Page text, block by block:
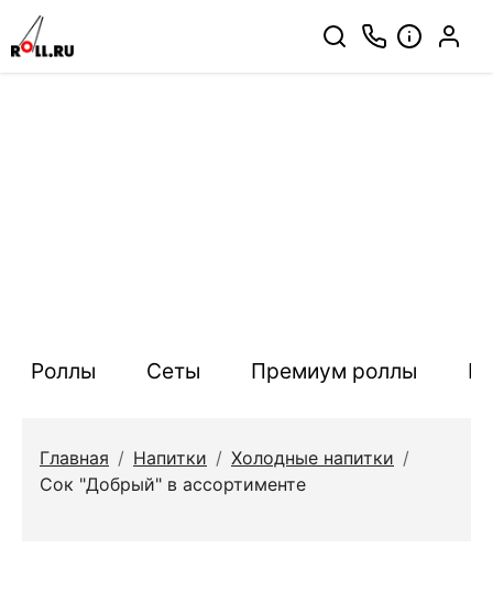
Роллы Сеты Премиум роллы
Главная / Напитки / Холодные напитки /
Сок "Добрый" в ассортименте